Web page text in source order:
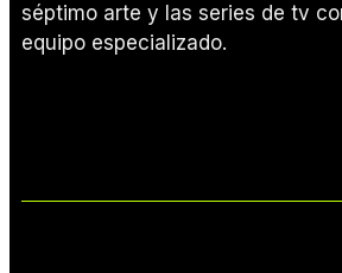
séptimo arte y las series de tv
equipo especializado.